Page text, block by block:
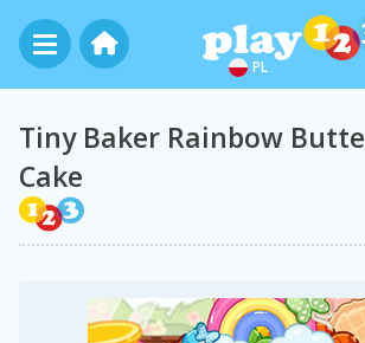
PL
Tiny Baker Rainbow
Cake